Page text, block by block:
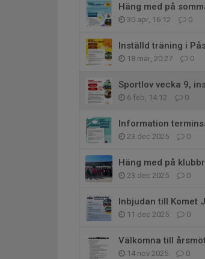
Häng med på
30 apr, 16:12 0
Inställd träning i
18 mar, 20:27 0
Sportlov vecka 9,
6 feb, 14:12 0
Information
23 dec 2025 0
Häng med på
23 dec 2025 0
Inbjudan till Komet
11 dec 2025 0
Välkomna till
14 nov 2025 0